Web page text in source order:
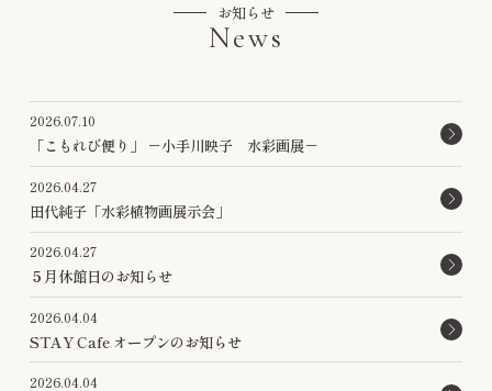
お知らせ
News
2026.07.10
「こもれび便り」 －小手川映子 水彩画展－
2026.04.27
田代純子「水彩植物画展示会」
2026.04.27
５月休館日のお知らせ
2026.04.04
STAY Cafe オープンのお知らせ
2026.04.04